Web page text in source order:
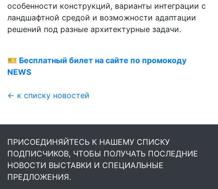
особенности конструкций, варианты интеграции с
ландшафтной средой и возможности адаптации
решений под разные архитектурные задачи.
🎫 Бесплатный билет на сайте по промокоду
NEWS
← к списку новостей
ПРИСОЕДИНЯЙТЕСЬ К НАШЕМУ СПИСКУ
ПОДПИСЧИКОВ, ЧТОБЫ ПОЛУЧАТЬ ПОСЛЕДНИЕ
НОВОСТИ ВЫСТАВКИ И СПЕЦИАЛЬНЫЕ
ПРЕДЛОЖЕНИЯ.